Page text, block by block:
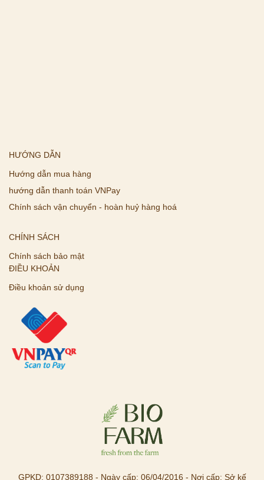
HƯỚNG DẪN
Hướng dẫn mua hàng
hướng dẫn thanh toán VNPay
Chính sách vận chuyển - hoàn huỷ hàng hoá
CHÍNH SÁCH
Chính sách bảo mật
ĐIỀU KHOẢN
Điều khoản sử dụng
GPKD: 0107389188 - Ngày cấp: 06/04/2016 - Nơi cấp: Sở kế